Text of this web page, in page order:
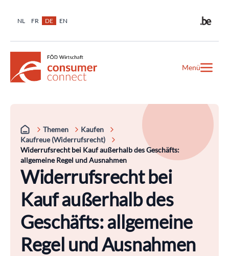
NL FR DE EN
Menü
Themen
Kaufen
Kaufreue (Widerrufsrecht)
Widerrufsrecht bei Kauf außerhalb des Geschäfts:
allgemeine Regel und Ausnahmen
Widerrufsrecht bei
Kauf außerhalb des
Geschäfts: allgemeine
Regel und Ausnahmen